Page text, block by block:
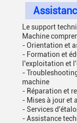
Le support
Machine
- Orientation et
- Formation et
l'exploitation et
-
machine
- Réparation et
- Mises à jour et
- Services
- Assistance